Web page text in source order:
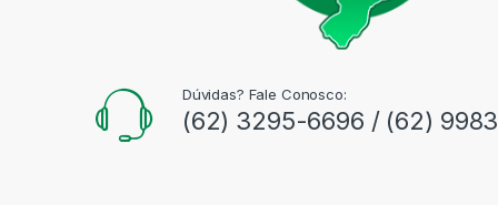
Dúvidas? Fale Conosco:
(62) 3295-6696 / (62)